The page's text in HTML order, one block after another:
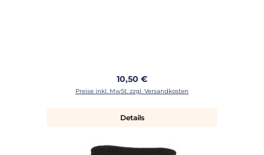
Regulärer Preis:
10,50 €
Preise inkl. MwSt. zzgl. Versandkosten
Details